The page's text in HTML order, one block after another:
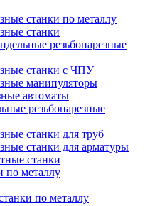
станки по металлу
станки
резьбонарезные
станки с ЧПУ
манипуляторы
автоматы
резьбонарезные
станки для труб
станки для арматуры
станки
по металлу
по металлу